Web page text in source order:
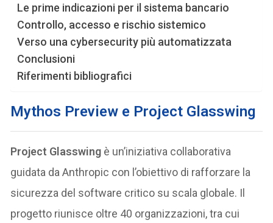
Le prime indicazioni per il sistema bancario
Controllo, accesso e rischio sistemico
Verso una cybersecurity più automatizzata
Conclusioni
Riferimenti bibliografici
Mythos Preview e Project Glasswing
Project Glasswing è un’iniziativa collaborativa
guidata da Anthropic con l’obiettivo di rafforzare la
sicurezza del software critico su scala globale. Il
progetto riunisce oltre 40 organizzazioni, tra cui